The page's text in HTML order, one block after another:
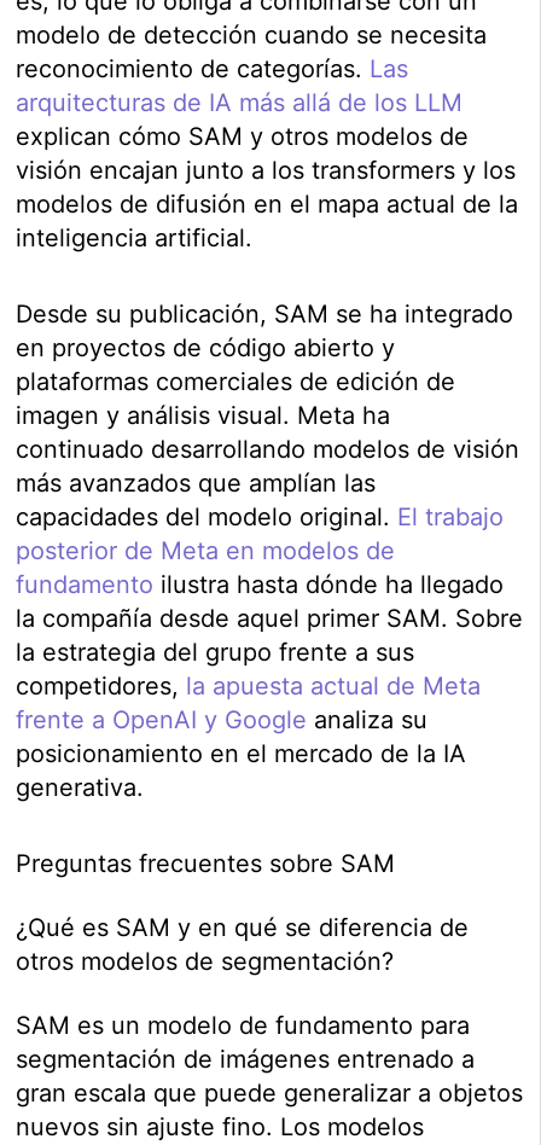
modelo de detección cuando se necesita
reconocimiento de categorías. Las
arquitecturas de IA más allá de los LLM
explican cómo SAM y otros modelos de
visión encajan junto a los transformers y los
modelos de difusión en el mapa actual de la
inteligencia artificial.
Desde su publicación, SAM se ha integrado
en proyectos de código abierto y
plataformas comerciales de edición de
imagen y análisis visual. Meta ha
continuado desarrollando modelos de visión
más avanzados que amplían las
capacidades del modelo original. El trabajo
posterior de Meta en modelos de
fundamento ilustra hasta dónde ha llegado
la compañía desde aquel primer SAM. Sobre
la estrategia del grupo frente a sus
competidores, la apuesta actual de Meta
frente a OpenAI y Google analiza su
posicionamiento en el mercado de la IA
generativa.
Preguntas frecuentes sobre SAM
¿Qué es SAM y en qué se diferencia de
otros modelos de segmentación?
SAM es un modelo de fundamento para
segmentación de imágenes entrenado a
gran escala que puede generalizar a objetos
nuevos sin ajuste fino. Los modelos